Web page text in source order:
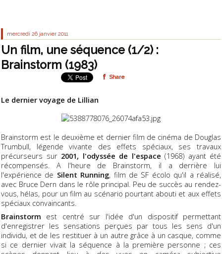
mercredi 26 janvier 2011
Un film, une séquence (1/2) :
Brainstorm (1983)
Share
Le dernier voyage de Lillian
Brainstorm est le deuxième et dernier film de cinéma de Douglas
Trumbull, légende vivante des effets spéciaux, ses travaux
précurseurs sur 2001, l'odyssée de l'espace (1968) ayant été
récompensés. A l'heure de Brainstorm, il a derrière lui
l'expérience de Silent Running, film de SF écolo qu'il a réalisé,
avec Bruce Dern dans le rôle principal. Peu de succès au rendez-
vous, hélas, pour un film au scénario pourtant abouti et aux effets
spéciaux convaincants.
Brainstorm est centré sur l'idée d'un dispositif permettant
d'enregistrer les sensations perçues par tous les sens d'un
individu, et de les restituer à un autre grâce à un casque, comme
si ce dernier vivait la séquence à la première personne ; ces